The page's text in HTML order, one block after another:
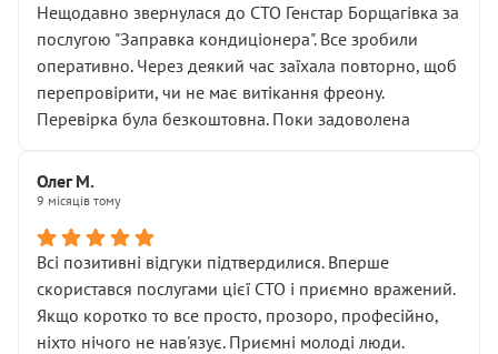
Нещодавно звернулася до СТО Генстар Борщагівка за
послугою "Заправка кондиціонера". Все зробили
оперативно. Через деякий час заїхала повторно, щоб
перепровірити, чи не має витікання фреону.
Перевірка була безкоштовна. Поки задоволена
Олег М.
9 місяців тому
Всі позитивні відгуки підтвердилися. Вперше
скористався послугами цієї СТО і приємно вражений.
Якщо коротко то все просто, прозоро, професійно,
ніхто нічого не нав'язує. Приємні молоді люди.